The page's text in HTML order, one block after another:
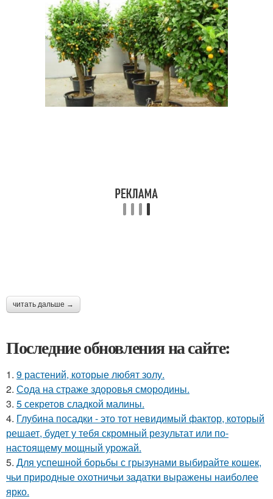
читать дальше →
Последние обновления на сайте:
1. 9 растений, которые любят золу.
2. Сода на страже здоровья смородины.
3. 5 секретов сладкой малины.
4. Глубина посадки - это тот невидимый фактор, который
решает, будет у тебя скромный результат или по-
настоящему мощный урожай.
5. Для успешной борьбы с грызунами выбирайте кошек,
чьи природные охотничьи задатки выражены наиболее
ярко.